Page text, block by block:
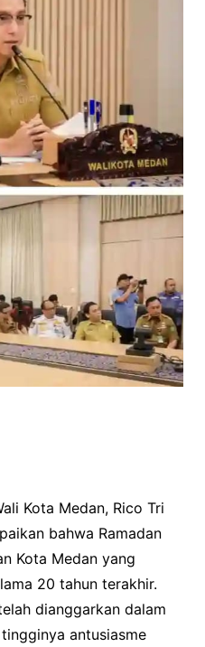
Kota Medan, Rico Tri
bahwa Ramadan
Kota Medan yang
20 tahun terakhir.
dianggarkan dalam
antusiasme